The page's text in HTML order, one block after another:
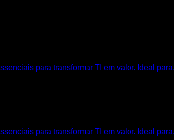
para transformar TI em valor. Ideal
para transformar TI em valor. Ideal